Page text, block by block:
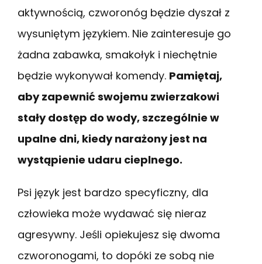
aktywnością, czworonóg będzie dyszał z
wysuniętym językiem. Nie zainteresuje go
żadna zabawka, smakołyk i niechętnie
będzie wykonywał komendy. Pamiętaj,
aby zapewnić swojemu zwierzakowi
stały dostęp do wody, szczególnie w
upalne dni, kiedy narażony jest na
wystąpienie udaru cieplnego.
Psi język jest bardzo specyficzny, dla
człowieka może wydawać się nieraz
agresywny. Jeśli opiekujesz się dwoma
czworonogami, to dopóki ze sobą nie